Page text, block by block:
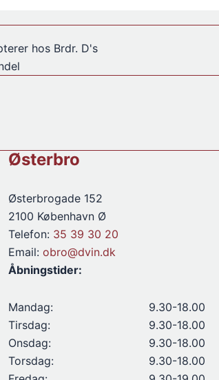
0,2
antal
Østerbro
Østerbrogade 152
2100 København Ø
Telefon: 35 39 30 20
Email: obro@dvin.dk
Åbningstider:
Mandag:
9.30-18.00
Tirsdag:
9.30-18.00
Onsdag:
9.30-18.00
Torsdag:
9.30-18.00